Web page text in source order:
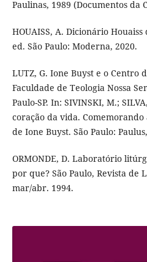
Paulinas, 1989 (Documentos da
HOUAISS, A. Dicionário
ed. São Paulo: Moderna, 2020.
LUTZ, G. Ione Buyst e o Centro
Faculdade de Teologia Nossa
Paulo-SP. In: SIVINSKI, M.;
coração da vida.
de Ione Buyst. São Paulo:
ORMONDE, D. Laboratório
por que? São Paulo, Revista de
mar/abr. 1994.